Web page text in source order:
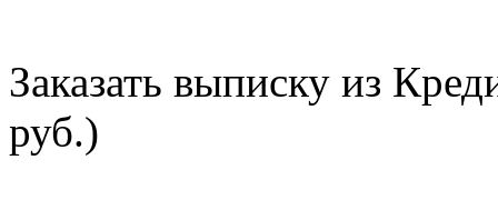
Заказать выписку из
руб.)